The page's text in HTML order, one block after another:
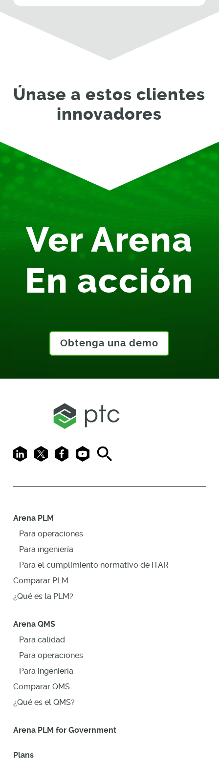
Únase a estos clientes
innovadores
Ver Arena
En acción
Obtenga una demo
LinkedIn
X FacebookYoutubeSearch
Arena PLM
Para operaciones
Para ingeniería
Para el cumplimiento normativo de ITAR
Comparar PLM
¿Qué es la PLM?
Arena QMS
Para calidad
Para operaciones
Para ingeniería
Comparar QMS
¿Qué es el QMS?
Arena PLM for Government
Plans